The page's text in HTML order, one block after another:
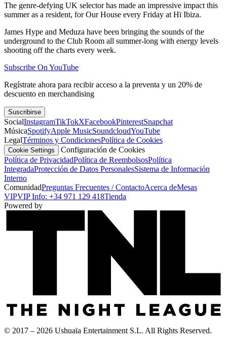
The genre-defying UK selector has made an impressive impact this
summer as a resident, for Our House every Friday at Hï Ibiza.
James Hype and Meduza have been bringing the sounds of the
underground to the Club Room all summer-long with energy levels
shooting off the charts every week.
Subscribe On YouTube
Regístrate ahora para recibir acceso a la preventa y un 20% de
descuento en merchandising
Suscribirse
SocialInstagramTikTokXFacebookPinterestSnapchat
MúsicaSpotifyApple MusicSoundcloudYouTube
LegalTérminos y CondicionesPolítica de Cookies
Cookie Settings
Configuración de Cookies
Política de PrivacidadPolítica de ReembolsosPolítica
IntegradaProtección de Datos PersonalesSistema de Información
Interno
ComunidadPreguntas Frecuentes / ContactoAcerca deMesas
VIPVIP Info: +34 971 129 418Tienda
Powered by
© 2017 – 2026 Ushuaïa Entertainment S.L. All Rights Reserved.